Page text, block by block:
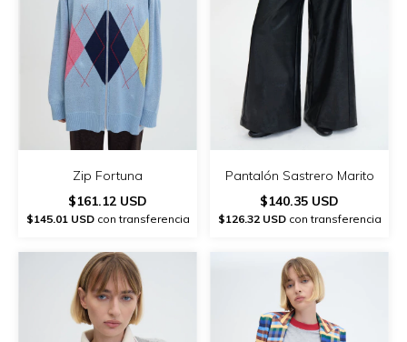
Zip Fortuna
$161.12 USD
$145.01 USDcon transferencia
Pantalón Sastrero Marito
$140.35 USD
$126.32 USDcon transferencia